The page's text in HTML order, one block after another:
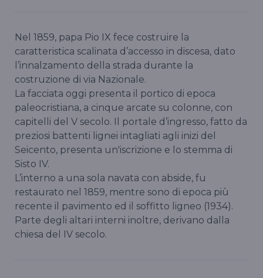
Nel 1859, papa Pio IX fece costruire la
caratteristica scalinata d’accesso in discesa, dato
l’innalzamento della strada durante la
costruzione di via Nazionale.
La facciata oggi presenta il portico di epoca
paleocristiana, a cinque arcate su colonne, con
capitelli del V secolo. Il portale d’ingresso, fatto da
preziosi battenti lignei intagliati agli inizi del
Seicento, presenta un'iscrizione e lo stemma di
Sisto IV.
L’interno a una sola navata con abside, fu
restaurato nel 1859, mentre sono di epoca più
recente il pavimento ed il soffitto ligneo (1934).
Parte degli altari interni inoltre, derivano dalla
chiesa del IV secolo.